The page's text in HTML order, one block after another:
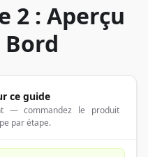
2 : Aperçu
Bord
ce guide
— commandez le produit
par étape.